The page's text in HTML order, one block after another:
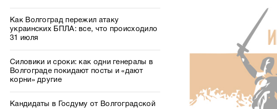
Как Волгоград пережил атаку
украинских БПЛА: все, что происходило
31 июля
Силовики и сроки: как одни генералы в
Волгограде покидают посты и «дают
корни» другие
Кандидаты в Госдуму от Волгоградской